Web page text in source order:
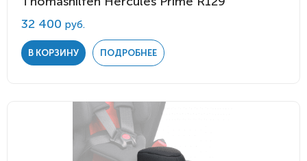
32 400 руб.
В КОРЗИНУ ПОДРОБНЕЕ